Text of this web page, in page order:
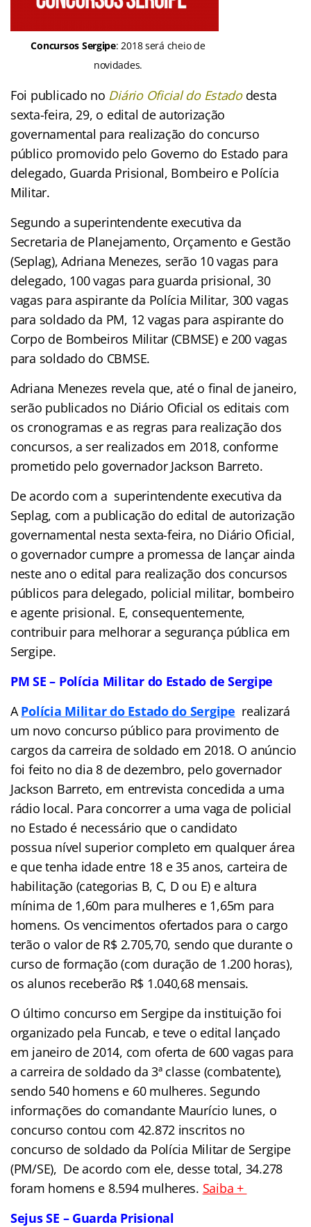
Concursos Sergipe: 2018 será cheio de
novidades.
Foi publicado no Diário Oficial do Estadodesta
sexta-feira, 29, o edital de autorização
governamental para realização do concurso
público promovido pelo Governo do Estado para
delegado, Guarda Prisional, Bombeiro e Polícia
Militar.
Segundo a superintendente executiva da
Secretaria de Planejamento, Orçamento e Gestão
(Seplag), Adriana Menezes, serão 10 vagas para
delegado, 100 vagas para guarda prisional, 30
vagas para aspirante da Polícia Militar, 300 vagas
para soldado da PM, 12 vagas para aspirante do
Corpo de Bombeiros Militar (CBMSE) e 200 vagas
para soldado do CBMSE.
Adriana Menezes revela que, até o final de janeiro,
serão publicados no Diário Oficial os editais com
os cronogramas e as regras para realização dos
concursos, a ser realizados em 2018, conforme
prometido pelo governador Jackson Barreto.
De acordo com a superintendente executiva da
Seplag, com a publicação do edital de autorização
governamental nesta sexta-feira, no Diário Oficial,
o governador cumpre a promessa de lançar ainda
neste ano o edital para realização dos concursos
públicos para delegado, policial militar, bombeiro
e agente prisional. E, consequentemente,
contribuir para melhorar a segurança pública em
Sergipe.
PM SE – Polícia Militar do Estado de Sergipe
APolícia Militar do Estado do Sergipe realizará
um novo concurso público para provimento de
cargos da carreira de soldado em 2018. O anúncio
foi feito no dia 8 de dezembro, pelo governador
Jackson Barreto, em entrevista concedida a uma
rádio local. Para concorrer a uma vaga de policial
no Estado é necessário que o candidato
possua nível superior completo em qualquer área
e que tenha idade entre 18 e 35 anos, carteira de
habilitação (categorias B, C, D ou E) e altura
mínima de 1,60m para mulheres e 1,65m para
homens. Os vencimentos ofertados para o cargo
terão o valor de R$ 2.705,70, sendo que durante o
curso de formação (com duração de 1.200 horas),
os alunos receberão R$ 1.040,68 mensais.
O último concurso em Sergipe da instituição foi
organizado pela Funcab, e teve o edital lançado
em janeiro de 2014, com oferta de 600 vagas para
a carreira de soldado da 3ª classe (combatente),
sendo 540 homens e 60 mulheres. Segundo
informações do comandante Maurício Iunes, o
concurso contou com 42.872 inscritos no
concurso de soldado da Polícia Militar de Sergipe
(PM/SE), De acordo com ele, desse total, 34.278
foram homens e 8.594 mulheres. Saiba +
Sejus SE – Guarda Prisional